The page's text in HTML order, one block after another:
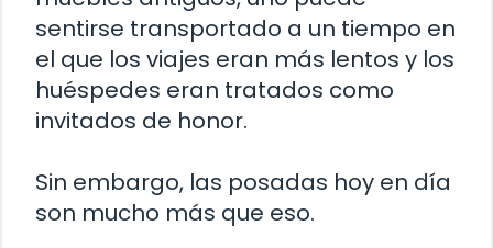
sentirse transportado a un tiempo en
el que los viajes eran más lentos y los
huéspedes eran tratados como
invitados de honor.
Sin embargo, las posadas hoy en día
son mucho más que eso.